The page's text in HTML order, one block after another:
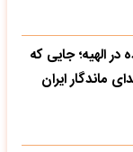
در الهیه؛ جایی که
ماندگار ایران